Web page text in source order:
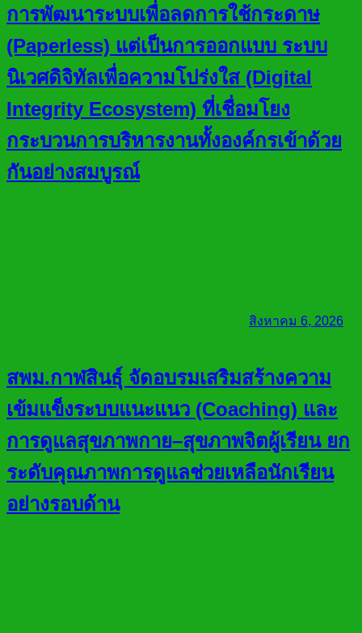
การพัฒนาระบบเพื่อลดการใช้กระดาษ
(Paperless) แต่เป็นการออกแบบ ระบบ
นิเวศดิจิทัลเพื่อความโปร่งใส (Digital
Integrity Ecosystem) ที่เชื่อมโยง
กระบวนการบริหารงานทั้งองค์กรเข้าด้วย
กันอย่างสมบูรณ์
สิงหาคม 6, 2026
สพม.กาฬสินธุ์ จัดอบรมเสริมสร้างความ
เข้มแข็งระบบแนะแนว (Coaching) และ
การดูแลสุขภาพกาย–สุขภาพจิตผู้เรียน ยก
ระดับคุณภาพการดูแลช่วยเหลือนักเรียน
อย่างรอบด้าน